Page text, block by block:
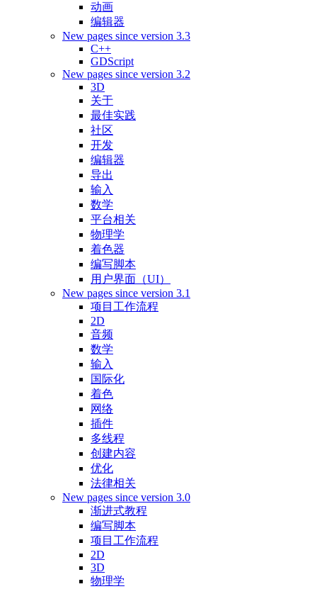
动画
编辑器
New pages since version 3.3
C++
GDScript
New pages since version 3.2
3D
关于
最佳实践
社区
开发
编辑器
导出
输入
数学
平台相关
物理学
着色器
编写脚本
用户界面（UI）
New pages since version 3.1
项目工作流程
2D
音频
数学
输入
国际化
着色
网络
插件
多线程
创建内容
优化
法律相关
New pages since version 3.0
渐进式教程
编写脚本
项目工作流程
2D
3D
物理学